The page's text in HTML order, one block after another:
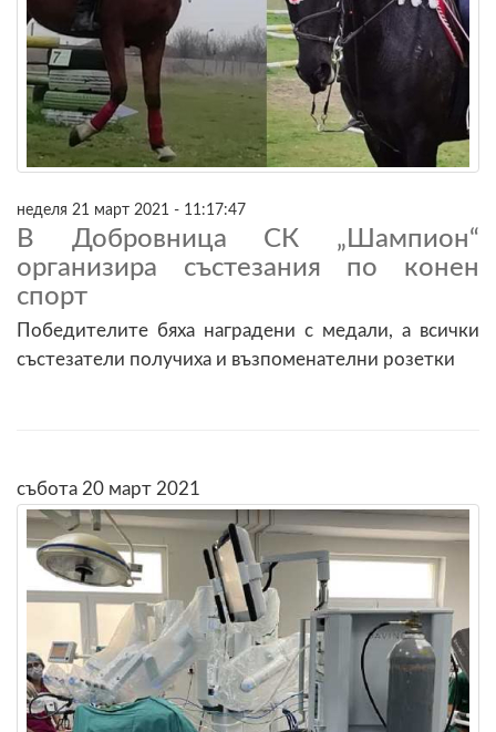
неделя 21 март 2021 - 11:17:47
В Добровница СК „Шампион“
организира състезания по конен
спорт
Победителите бяха наградени с медали, а всички
състезатели получиха и възпоменателни розетки
събота 20 март 2021